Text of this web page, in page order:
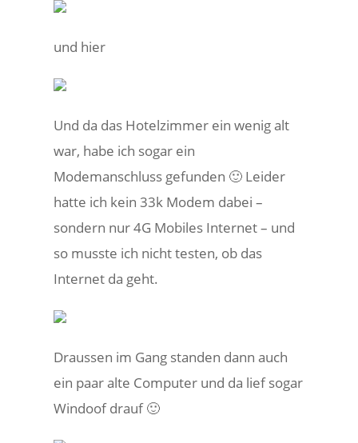
und hier
Und da das Hotelzimmer ein wenig alt
war, habe ich sogar ein
Modemanschluss gefunden 🙂 Leider
hatte ich kein 33k Modem dabei –
sondern nur 4G Mobiles Internet – und
so musste ich nicht testen, ob das
Internet da geht.
Draussen im Gang standen dann auch
ein paar alte Computer und da lief sogar
Windoof drauf 🙂